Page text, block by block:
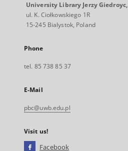
University Library Jerzy Giedroyc,
ul. K. Ciołkowskiego 1R
15-245 Bialystok, Poland
Phone
tel. 85 738 85 37
E-Mail
pbc@uwb.edu.pl
Visit us!
Facebook